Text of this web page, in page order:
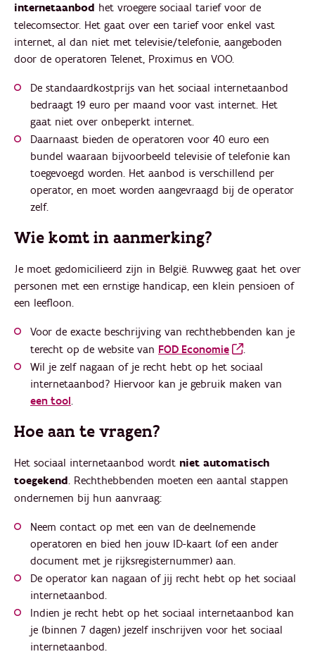
internetaanbod het vroegere sociaal tarief voor de
telecomsector. Het gaat over een tarief voor enkel vast
internet, al dan niet met televisie/telefonie, aangeboden
door de operatoren Telenet, Proximus en VOO.
De standaardkostprijs van het sociaal internetaanbod
bedraagt 19 euro per maand voor vast internet. Het
gaat niet over onbeperkt internet.
Daarnaast bieden de operatoren voor 40 euro een
bundel waaraan bijvoorbeeld televisie of telefonie kan
toegevoegd worden. Het aanbod is verschillend per
operator, en moet worden aangevraagd bij de operator
zelf.
Wie komt in aanmerking?
Je moet gedomicilieerd zijn in België. Ruwweg gaat het over
personen met een ernstige handicap, een klein pensioen of
een leefloon.
Voor de exacte beschrijving van rechthebbenden kan je
terecht op de website van FOD Economie
.
Wil je zelf nagaan of je recht hebt op het sociaal
internetaanbod? Hiervoor kan je gebruik maken van
een tool.
Hoe aan te vragen?
Het sociaal internetaanbod wordt niet automatisch
toegekend. Rechthebbenden moeten een aantal stappen
ondernemen bij hun aanvraag:
Neem contact op met een van de deelnemende
operatoren en bied hen jouw ID-kaart (of een ander
document met je rijksregisternummer) aan.
De operator kan nagaan of jij recht hebt op het sociaal
internetaanbod.
Indien je recht hebt op het sociaal internetaanbod kan
je (binnen 7 dagen) jezelf inschrijven voor het sociaal
internetaanbod.